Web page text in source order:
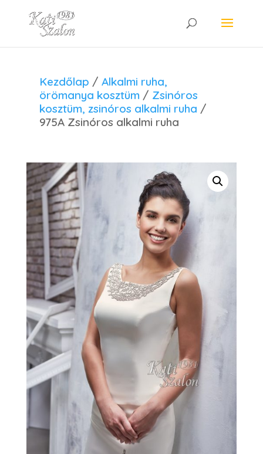
Kezdőlap /Alkalmi ruha,
örömanya kosztüm / Zsinóros
kosztüm, zsinóros alkalmi ruha /
975A Zsinóros alkalmi ruha